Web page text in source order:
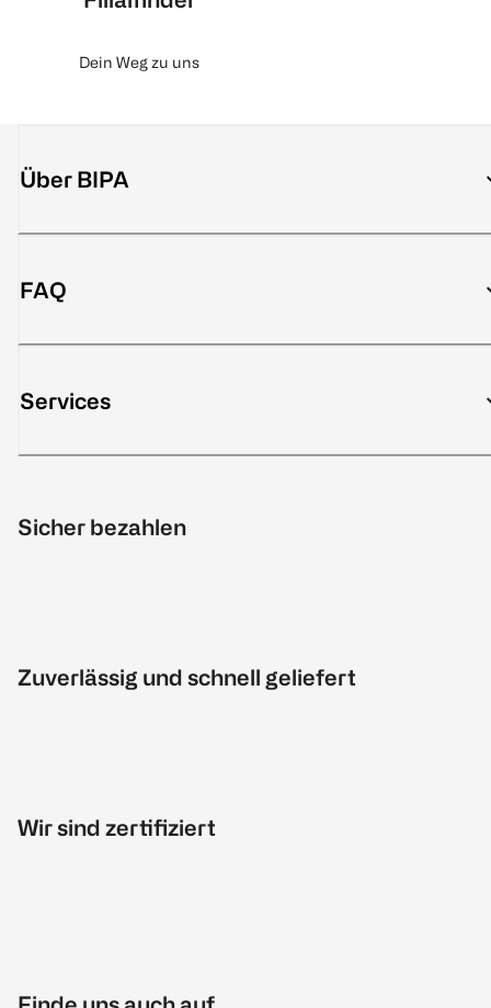
Dein Weg zu uns
Über BIPA
FAQ
Services
Sicher bezahlen
Zuverlässig und schnell geliefert
Wir sind zertifiziert